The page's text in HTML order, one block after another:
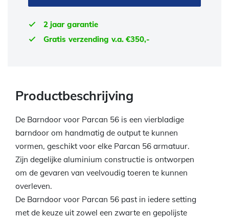
2 jaar garantie
Gratis verzending v.a. €350,-
Productbeschrijving
De Barndoor voor Parcan 56 is een vierbladige
barndoor om handmatig de output te kunnen
vormen, geschikt voor elke Parcan 56 armatuur.
Zijn degelijke aluminium constructie is ontworpen
om de gevaren van veelvoudig toeren te kunnen
overleven.
De Barndoor voor Parcan 56 past in iedere setting
met de keuze uit zowel een zwarte en gepolijste